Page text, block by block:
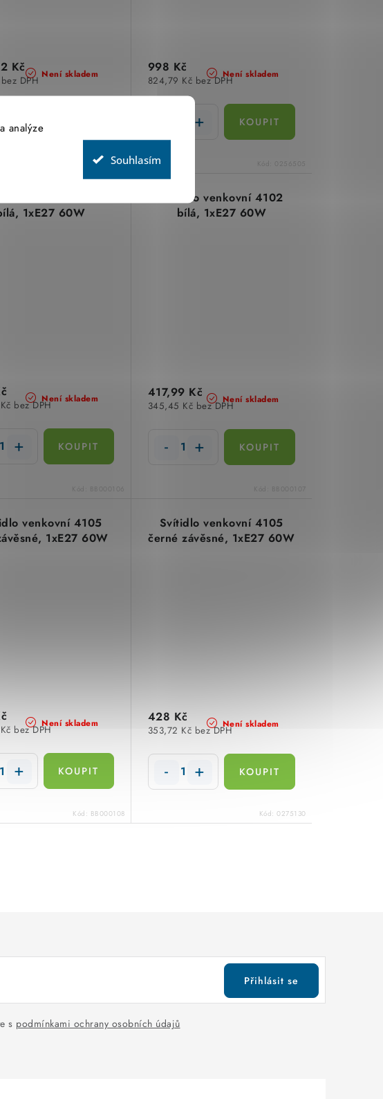
analýze
Souhlasím
Není skladem
DPH
Kč
Kód:0253408
Není skladem
824,79 Kč bez DPH
998 Kč
Kód: 0256505
1xE27 60W
Není skladem
bez DPH
Kód: BB000106
Svítidlo venkovní 4102
bílá, 1xE27 60W
Není skladem
345,45 Kč bez DPH
417,99 Kč
Kód: BB000107
venkovní 4105
1xE27 60W
Není skladem
bez DPH
Kód: BB000108
Svítidlo venkovní 4105
černé závěsné, 1xE27 60W
Není skladem
353,72 Kč bez DPH
428 Kč
Kód:0275130
s podmínkami ochrany osobních údajů
Přihlásit se